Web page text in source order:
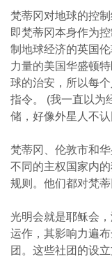
梵蒂冈对地球的控制
即梵蒂冈本身作为
制地球经济的英国
力量的美国华盛顿
球的治安，所以每
指令。 (我一直以为
储，好像外星人不认
梵蒂冈、伦敦市和
不同的主权国家内
规则。他们都对梵蒂
光明会就是耶稣会
运作，其影响力遍
团。这些社团的设